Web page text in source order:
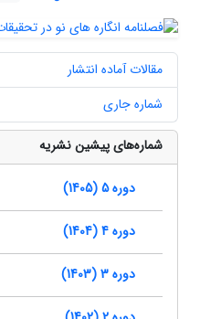
مقالات آماده انتشار
شماره جاری
شماره‌های پیشین نشریه
دوره 5 (1405)
دوره 4 (1404)
دوره 3 (1403)